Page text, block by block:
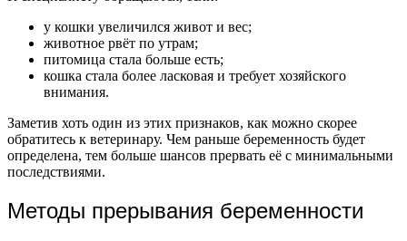
у кошки увеличился живот и вес;
животное рвёт по утрам;
питомица стала больше есть;
кошка стала более ласковая и требует хозяйского
внимания.
Заметив хоть один из этих признаков, как можно скорее
обратитесь к ветеринару. Чем раньше беременность будет
определена, тем больше шансов прервать её с минимальными
последствиями.
Методы прерывания беременности